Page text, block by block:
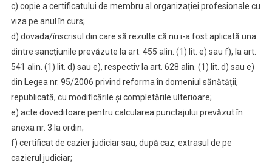
c) copie a certificatului de membru al organizației profesionale cu
viza pe anul în curs;
d) dovada/înscrisul din care să rezulte că nu i-a fost aplicată una
dintre sancțiunile prevăzute la art. 455 alin. (1) lit. e) sau f), la art.
541 alin. (1) lit. d) sau e), respectiv la art. 628 alin. (1) lit. d) sau e)
din Legea nr. 95/2006 privind reforma în domeniul sănătății,
republicată, cu modificările și completările ulterioare;
e) acte doveditoare pentru calcularea punctajului prevăzut în
anexa nr. 3 la ordin;
f) certificat de cazier judiciar sau, după caz, extrasul de pe
cazierul judiciar;